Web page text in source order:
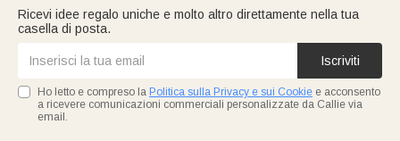
Ricevi idee regalo uniche e molto altro direttamente nella tua
casella di posta.
Iscriviti
Ho letto e compreso la Politica sulla Privacy e sui Cookie e acconsento
a ricevere comunicazioni commerciali personalizzate da Callie via
email.